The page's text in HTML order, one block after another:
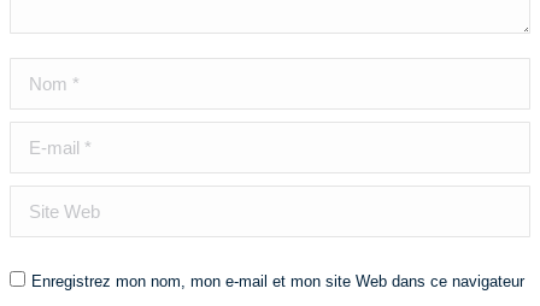
Nom *
E-mail *
Site Web
Enregistrez mon nom, mon e-mail et mon site Web dans ce navigateur